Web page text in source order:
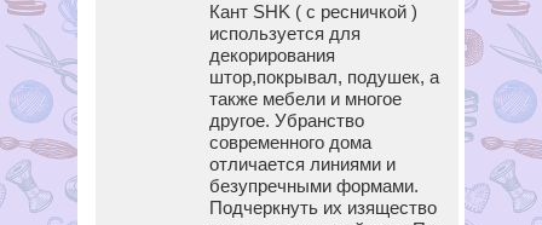
Кант SHK ( с ресничкой )
используется для
декорирования
штор,покрывал, подушек, а
также мебели и многое
другое. Убранство
современного дома
отличается линиями и
безупречными формами.
Подчеркнуть их изящество